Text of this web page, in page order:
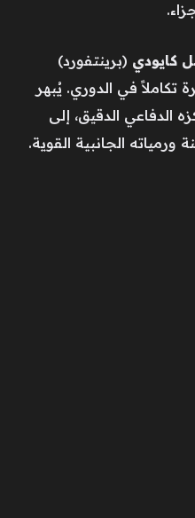
كايودي (برينتفورد)
تكاملاً في الدوري. يُبهر
الدفاعي الدقيق، إلى
ورمياته الجانبية القوية.